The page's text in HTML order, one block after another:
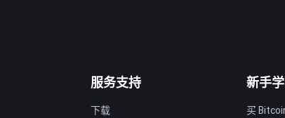
服务支持
下载
新手
买